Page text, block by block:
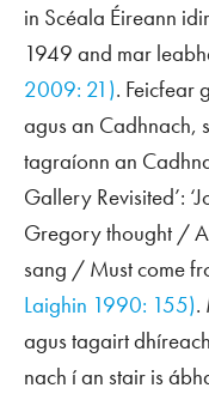
in Scéala Éireann
1949 and mar
2009: 21). Feicfear
agus an Cadhnach,
tagraíonn an
Gallery Revisited’:
Gregory thought /
sang / Must come
Laighin 1990: 155).
agus tagairt
nach í an stair is